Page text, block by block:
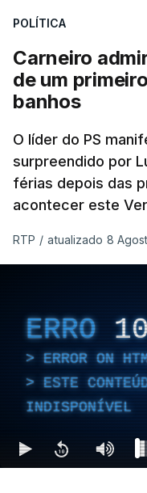
POLÍTICA
Carneiro
de um
banhos
O líder do PS
surpreendido por
férias depois das
acontecer este
RTP / atualizado 8
ERRO
ERROR ON
ESTE
INDISPONÍVEL